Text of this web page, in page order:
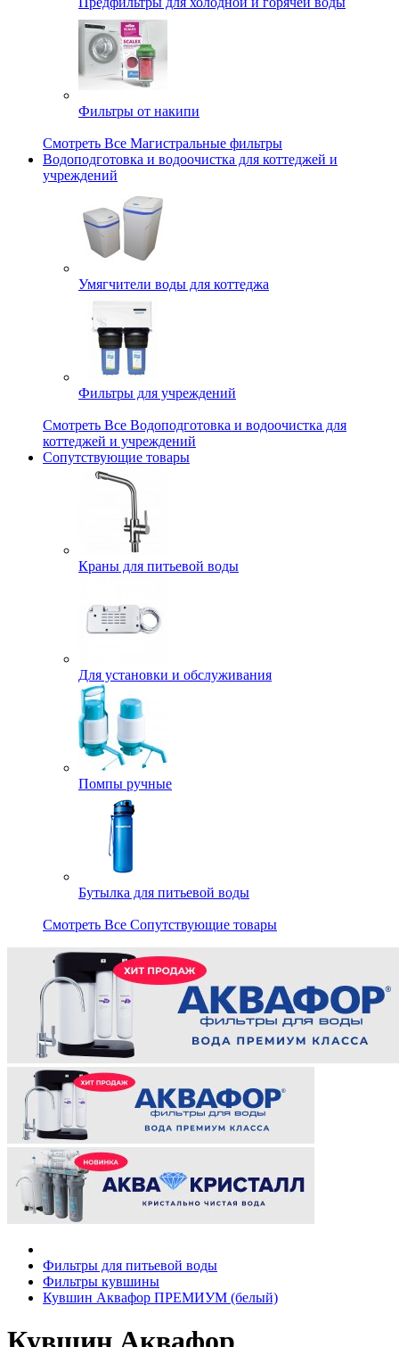
Фильтры от накипи
Смотреть Все Магистральные фильтры
Водоподготовка и водоочистка для коттеджей и
учреждений
Умягчители воды для коттеджа
Фильтры для учреждений
Смотреть Все Водоподготовка и водоочистка для
коттеджей и учреждений
Сопутствующие товары
Краны для питьевой воды
Для установки и обслуживания
Помпы ручные
Бутылка для питьевой воды
Смотреть Все Сопутствующие товары
Фильтры для питьевой воды
Фильтры кувшины
Кувшин Аквафор ПРЕМИУМ (белый)